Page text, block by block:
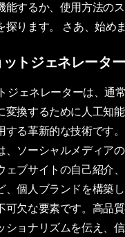
能するか、使用方法の
探ります。 さあ、始め
トジェネレータ
ジェネレーターは、通
変換するために人工知
る革新的な技術です。
ソーシャルメディアの
ェブサイトの自己紹介
、個人ブランドを構築
可欠な要素です。高品
ショナリズムを伝え、